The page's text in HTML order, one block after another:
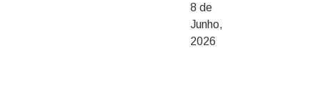
8 de
Junho,
2026